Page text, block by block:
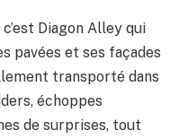
Diagon Alley qui
pavées et ses façades
transporté dans
échoppes
de surprises, tout